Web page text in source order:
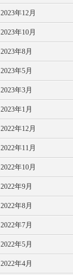
2023年12月
2023年10月
2023年8月
2023年5月
2023年3月
2023年1月
2022年12月
2022年11月
2022年10月
2022年9月
2022年8月
2022年7月
2022年5月
2022年4月